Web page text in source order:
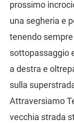
prossimo
una segheria e
tenendo
sottopassaggio
a destra e
sulla
Attraversiamo
vecchia strada